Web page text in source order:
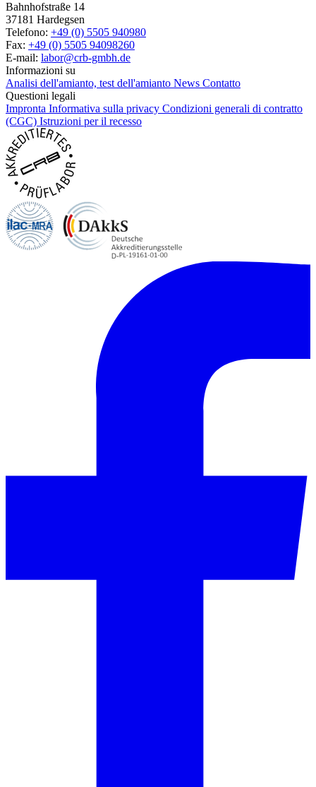
Bahnhofstraße 14
37181 Hardegsen
Telefono: +49 (0) 5505 940980
Fax: +49 (0) 5505 94098260
E-mail: labor@crb-gmbh.de
Informazioni su
Analisi dell'amianto, test dell'amianto News Contatto
Questioni legali
Impronta Informativa sulla privacy Condizioni generali di contratto
(CGC) Istruzioni per il recesso